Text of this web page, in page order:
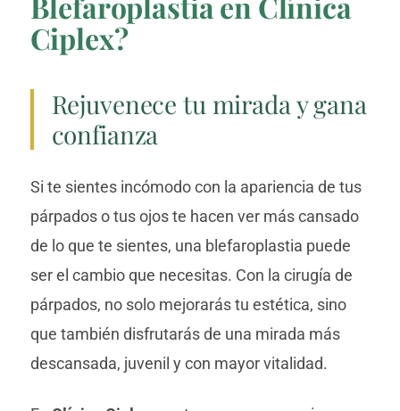
Ciplex?
Rejuvenece tu mirada y gana
confianza
Si te sientes incómodo con la apariencia de tus
párpados o tus ojos te hacen ver más cansado
de lo que te sientes, una blefaroplastia puede
ser el cambio que necesitas. Con la cirugía de
párpados, no solo mejorarás tu estética, sino
que también disfrutarás de una mirada más
descansada, juvenil y con mayor vitalidad.